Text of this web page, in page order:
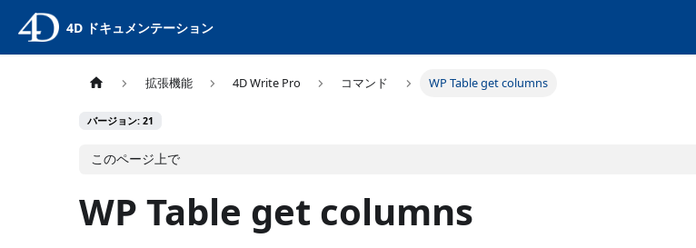
4D ドキュメンテーション
拡張機能 4D Write Pro コマンド WP Table get columns
バージョン: 21
このページ上で
WP Table get columns